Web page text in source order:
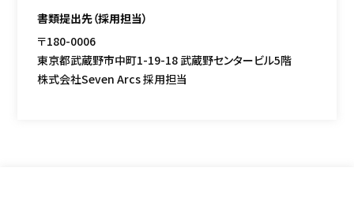
書類提出先（採用担当）
〒180-0006
東京都武蔵野市中町1-19-18 武蔵野センタービル5階
株式会社Seven Arcs 採用担当